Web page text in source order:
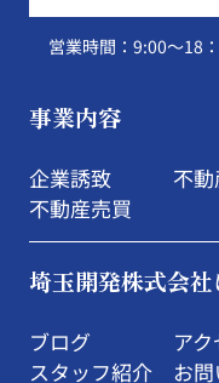
営業時間：9:00～18
事業内容
企業誘致
不動産売買
不
埼玉開発株式会
ブログ
スタッフ紹介
ア
お